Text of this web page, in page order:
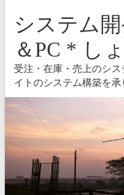
システム
＆PC * し
受注・在庫・売上のシ
イトのシステム構築を承